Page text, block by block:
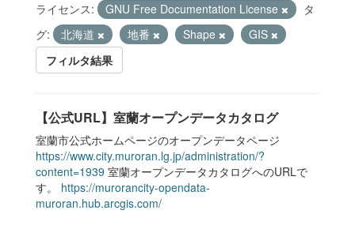
ライセンス: GNU Free Documentation License
タ
グ:
北海道 地番 Shape
GIS
フィルタ結果
【公式URL】室蘭オープンデータカタログ
室蘭市公式ホームページのオープンデータページ
https://www.city.muroran.lg.jp/administration/?
content=1939 室蘭オープンデータカタログへのURLで
す。 https://murorancity-opendata-
muroran.hub.arcgis.com/